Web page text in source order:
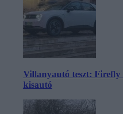
Villanyautó teszt: Firefly
kisautó